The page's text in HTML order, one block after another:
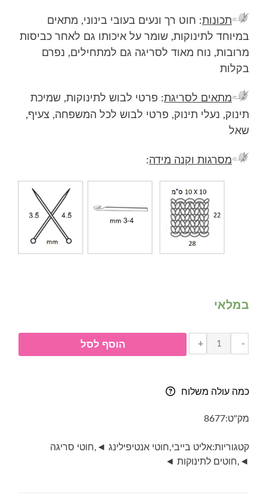
תכונות: חוט רך ונעים בעובי בינוני, מתאים
במיוחד לתינוקות, שומר על איכותו גם לאחר כביסות
מרובות, נוח מאוד לסריגה גם למתחילים, נפרם
בקלות
מתאים לסריגת: פרטי לבוש לתינוקות, שמיכת
תינוק, נעלי תינוק, פרטי לבוש לכל המשפחה, צעיף,
שאל
מסרגות וקנה מידה:
במלאי
-
כמות
של
Elit
+ הוסף לסל
כמה עולה משלוח
מק"ט:8677
קטגוריות:אליט בייבי,חוטי אנטיפילינג ◄ ,חוטי סריגה
◄
,חוטים לתינוקות ◄